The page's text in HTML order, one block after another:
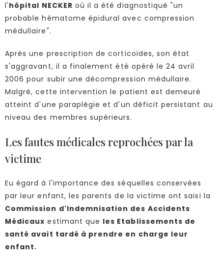
l'hôpital NECKER où il a été diagnostiqué "un
probable hématome épidural avec compression
médullaire".
Après une prescription de corticoïdes, son état
s'aggravant, il a finalement été opéré le 24 avril
2006 pour subir une décompression médullaire.
Malgré, cette intervention le patient est demeuré
atteint d'une paraplégie et d'un déficit persistant au
niveau des membres supérieurs.
Les fautes médicales reprochées par la
victime
Eu égard à l'importance des séquelles conservées
par leur enfant, les parents de la victime ont saisi la
Commission d'Indemnisation des Accidents
Médicaux estimant que les Etablissements de
santé avait tardé à prendre en charge leur
enfant.